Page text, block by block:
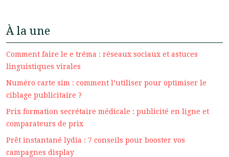
À la une
Comment faire le e tréma : réseaux sociaux et astuces
linguistiques virales
Numéro carte sim : comment l’utiliser pour optimiser le
ciblage publicitaire ?
Prix formation secrétaire médicale : publicité en ligne et
comparateurs de prix
Prêt instantané lydia : 7 conseils pour booster vos
campagnes display